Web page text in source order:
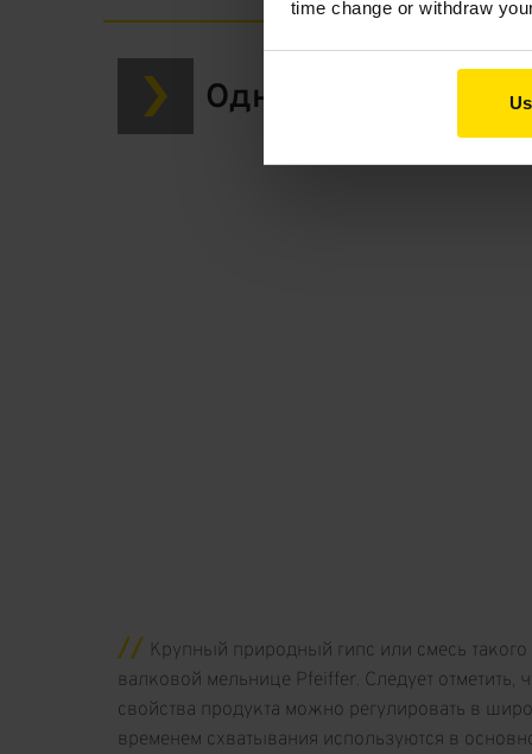
time change or withdraw
Одностадийная
Крупный природный гипс или смесь
валковой мельнице Pfeiffer. Следует
свойства продукта можно регулировать в
временем схватывания используются в